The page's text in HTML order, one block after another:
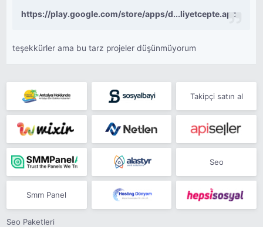
https://play.google.com/store/apps/d...liyetcepte.app
teşekkürler ama bu tarz projeler düşünmüyorum
Takipçi satın al
Seo
Smm Panel
Seo Paketleri